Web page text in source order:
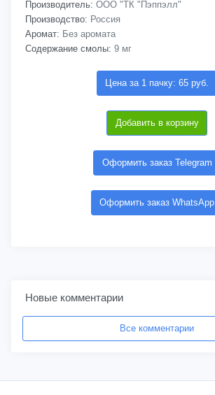
Производитель: ООО "ТК "Пэппэлл"
Производство: Россия
Аромат: Без аромата
Содержание смолы: 9 мг
Цена за 1 пачку: 65 руб.
Добавить в корзину
Оформить заказ Telegram
Оформить заказ WhatsApp
Новые комментарии
Все комментарии